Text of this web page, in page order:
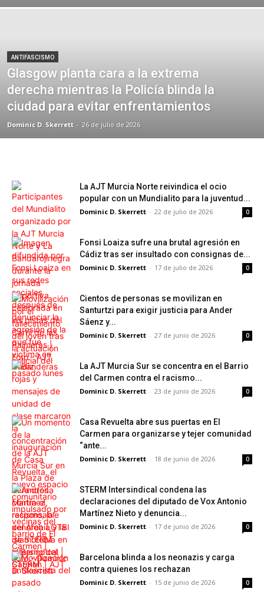
Historia de España
Hungría Imperialismo
Incendio Forestal
Maltrato Animal
Memoria Histórica
Migración
Migrantes
Movimiento Estudiantil
Municipalismo
Municipios Música
Narcotráfico
Naturismo
Navarra Nuestro blog Obituario
Opinión
Pensionistas
ANTIFASCISMO
Glasgow planta cara a la extrema
derecha mientras la Policía blinda la
ciudad para evitar enfrentamientos
Dominic D. Skerrett - 26 de julio de 2026
La AJT Murcia Norte reivindica el ocio
popular con un Mundialito para la juventud...
Dominic D. Skerrett - 22 de julio de 2026 0
Fonsi Loaiza sufre una brutal agresión en
Cádiz tras ser insultado con consignas de...
Dominic D. Skerrett - 17 de julio de 2026 0
Cientos de personas se movilizan en
Santurtzi para exigir justicia para Ander
Sáenz y...
Dominic D. Skerrett - 27 de junio de 2026 0
La AJT Murcia Sur se concentra en el Barrio
del Carmen contra el racismo...
Dominic D. Skerrett - 23 de junio de 2026 0
Casa Revuelta abre sus puertas en El
Carmen para organizarse y tejer comunidad
“ante...
Dominic D. Skerrett - 18 de junio de 2026 0
STERM Intersindical condena las
declaraciones del diputado de Vox Antonio
Martínez Nieto y denuncia...
Dominic D. Skerrett - 17 de junio de 2026 0
Barcelona blinda a los neonazis y carga
contra quienes los rechazan
Dominic D. Skerrett - 15 de junio de 2026 0